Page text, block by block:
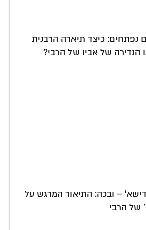
נפתחים: כיצד תיארה הרבנית
הנדירה של אביו של הרבי?
– ובכה: התיאור המרגש על
של הרבי